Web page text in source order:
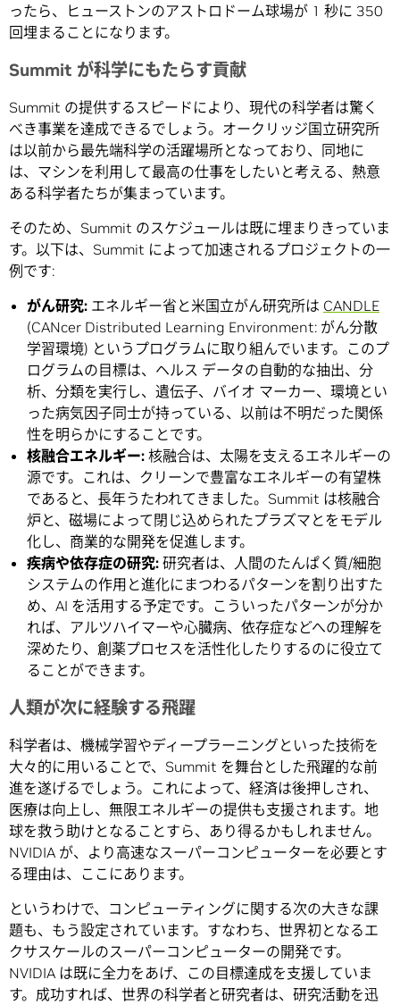
ったら、ヒューストンのアストロドーム球場が 1 秒に 350
回埋まることになります。
Summit が科学にもたらす貢献
Summit の提供するスピードにより、現代の科学者は驚く
べき事業を達成できるでしょう。オークリッジ国立研究所
は以前から最先端科学の活躍場所となっており、同地に
は、マシンを利用して最高の仕事をしたいと考える、熱意
ある科学者たちが集まっています。
そのため、Summit のスケジュールは既に埋まりきっていま
す。以下は、Summit によって加速されるプロジェクトの一
例です:
がん研究: エネルギー省と米国立がん研究所は CANDLE
(CANcer Distributed Learning Environment: がん分散
学習環境) というプログラムに取り組んでいます。このプ
ログラムの目標は、ヘルス データの自動的な抽出、分
析、分類を実行し、遺伝子、バイオ マーカー、環境とい
った病気因子同士が持っている、以前は不明だった関係
性を明らかにすることです。
核融合エネルギー: 核融合は、太陽を支えるエネルギーの
源です。これは、クリーンで豊富なエネルギーの有望株
であると、長年うたわれてきました。Summit は核融合
炉と、磁場によって閉じ込められたプラズマとをモデル
化し、商業的な開発を促進します。
疾病や依存症の研究: 研究者は、人間のたんぱく質/細胞
システムの作用と進化にまつわるパターンを割り出すた
め、AI を活用する予定です。こういったパターンが分か
れば、アルツハイマーや心臓病、依存症などへの理解を
深めたり、創薬プロセスを活性化したりするのに役立て
ることができます。
人類が次に経験する飛躍
科学者は、機械学習やディープラーニングといった技術を
大々的に用いることで、Summit を舞台とした飛躍的な前
進を遂げるでしょう。これによって、経済は後押しされ、
医療は向上し、無限エネルギーの提供も支援されます。地
球を救う助けとなることすら、あり得るかもしれません。
NVIDIA が、より高速なスーパーコンピューターを必要とす
る理由は、ここにあります。
というわけで、コンピューティングに関する次の大きな課
題も、もう設定されています。すなわち、世界初となるエ
クサスケールのスーパーコンピューターの開発です。
NVIDIA は既に全力をあげ、この目標達成を支援していま
す。成功すれば、世界の科学者と研究者は、研究活動を迅